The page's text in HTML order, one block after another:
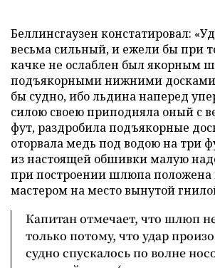
Беллинсгаузен констатировал:
весьма сильный, и ежели бы при
качке не ослаблен был якорным
подъякорными нижними
бы судно, ибо льдина наперед
силою своею приподняла оный с
фут, раздробила подъякорные
оторвала медь под водою на три
из настоящей обшивки малую
при построении шлюпа положена
мастером на место вынутой
Капитан отмечает, что шлюп
только потому, что удар
судно спускалось по волне